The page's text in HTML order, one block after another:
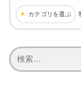
カテゴリを選ぶ